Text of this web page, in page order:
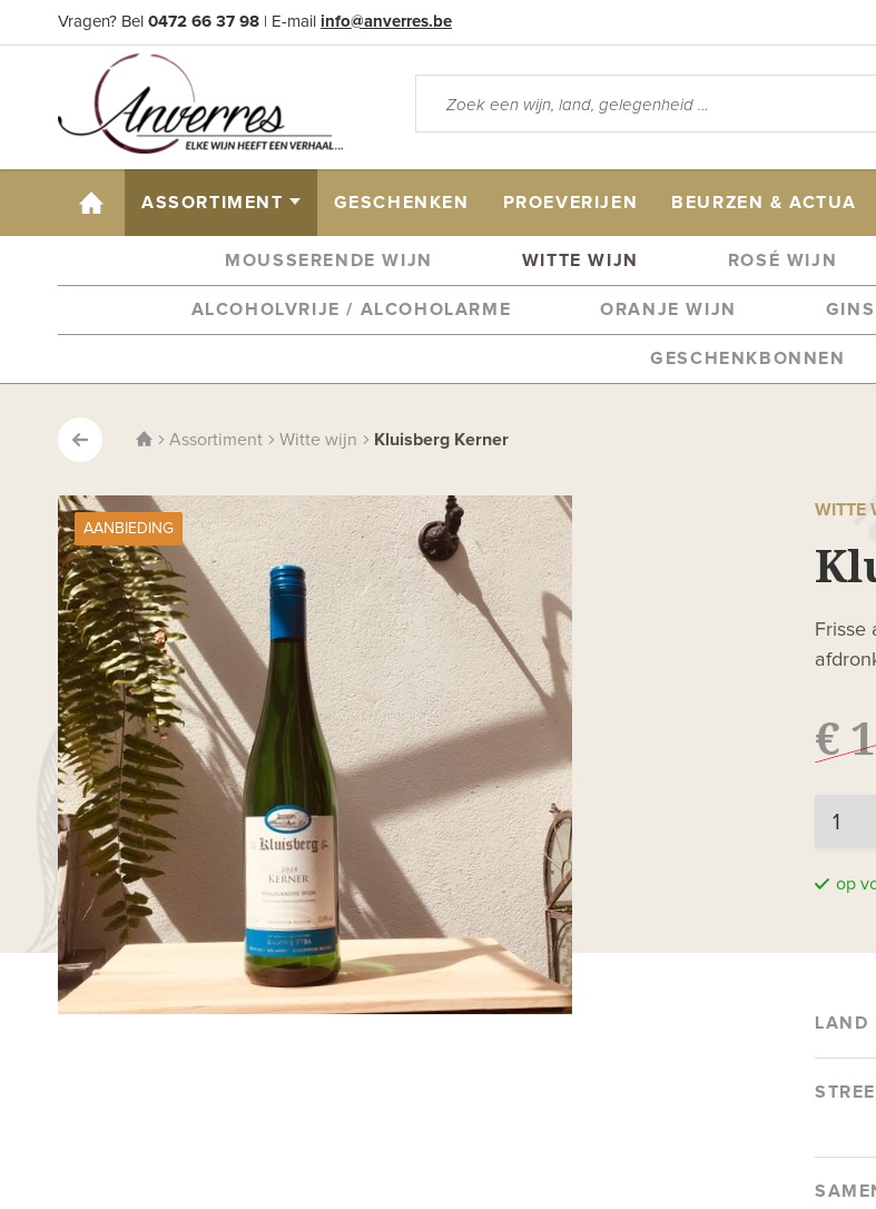
Vragen? Bel 0472 66 37 98 | E-mail info@anverres.be
HOME ASSORTIMENT GESCHENKEN PROEVERIJEN BEURZEN & ACTUA
MOUSSERENDE WIJN WITTE WIJN ROSÉ WIJN
ALCOHOLVRIJE / ALCOHOLARME ORANJE WIJN GINS
GESCHENKBONNEN
Assortiment Witte wijn Kluisberg Kerner
AANBIEDING
WITTE
Frisse
€
op
LAND